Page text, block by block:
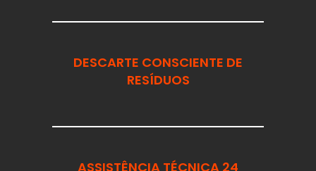
DESCARTE CONSCIENTE DE
RESÍDUOS
ASSISTÊNCIA TÉCNICA 24